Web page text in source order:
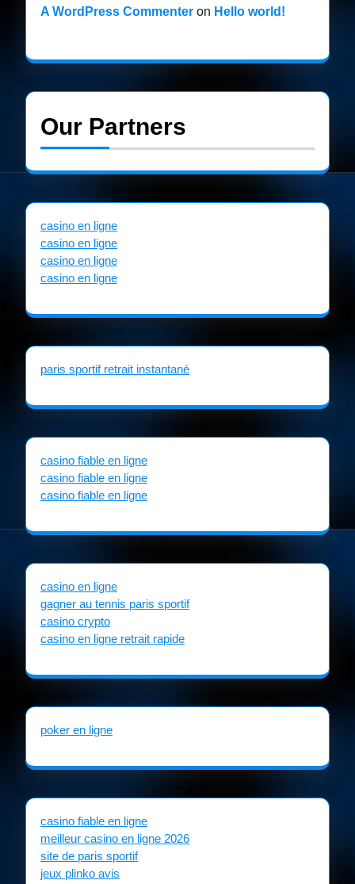
A WordPress Commenter on Hello world!
Our Partners
casino en ligne
casino en ligne
casino en ligne
casino en ligne
paris sportif retrait instantané
casino fiable en ligne
casino fiable en ligne
casino fiable en ligne
casino en ligne
gagner au tennis paris sportif
casino crypto
casino en ligne retrait rapide
poker en ligne
casino fiable en ligne
meilleur casino en ligne 2026
site de paris sportif
jeux plinko avis